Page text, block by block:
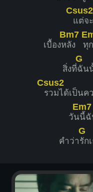
Csus2
แต่จ
เบื้องห
Bm7
ลัง ทุ
สิ่งที่
G
ฉัน
Csus2
รวมได้เป็นค
วัน
Em7
นี้ฉั
คำว่า
G
รัก